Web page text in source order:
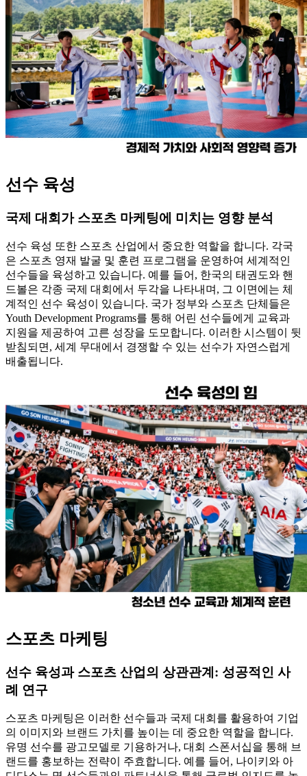
선수 육성
국제 대회가 스포츠 마케팅에 미치는 영향 분석
선수 육성 또한 스포츠 산업에서 중요한 역할을 합니다. 각국
은 스포츠 영재 발굴 및 훈련 프로그램을 운영하여 세계적인
선수들을 육성하고 있습니다. 예를 들어, 한국의 태권도와 핸
드볼은 각종 국제 대회에서 두각을 나타내며, 그 이면에는 체
계적인 선수 육성이 있습니다. 국가 정부와 스포츠 단체들은
Youth Development Programs를 통해 어린 선수들에게 교육과
지원을 제공하여 고른 성장을 도모합니다. 이러한 시스템이 뒷
받침되면, 세계 무대에서 경쟁할 수 있는 선수가 자연스럽게
배출됩니다.
스포츠 마케팅
선수 육성과 스포츠 산업의 상관관계: 성공적인 사
례 연구
스포츠 마케팅은 이러한 선수들과 국제 대회를 활용하여 기업
의 이미지와 브랜드 가치를 높이는 데 중요한 역할을 합니다.
유명 선수를 광고모델로 기용하거나, 대회 스폰서십을 통해 브
랜드를 홍보하는 전략이 주효합니다. 예를 들어, 나이키와 아